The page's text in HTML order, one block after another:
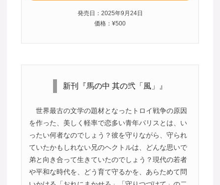
発売日：2025年9月24日
価格：¥500
新刊『馬の中 其の弐「風」』
世界最古の文学の題材となったトロイ戦争の原因
を作った、美しく軽率で恋多い青年パリスとは、い
ったい何者なのでしょう？彼を守りながら、守られ
ていたかもしれない兄のヘクトルは、どんな思いで
弟と向き合って生きていたのでしょう？現代の若者
や平和な時代を、どう育て守るかを、あらためて問